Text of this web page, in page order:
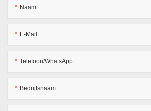
Naam
E-Mail
Telefoon/WhatsApp
Bedrijfsnaam